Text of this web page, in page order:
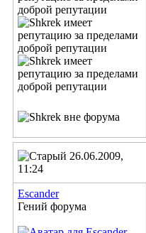
26.06.2009,
11:24
Escander
Гений форума